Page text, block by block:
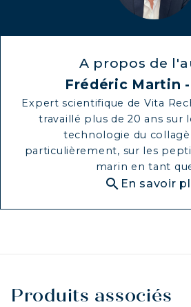
A propos de
Frédéric Martin
Expert scientifique de Vita
travaillé plus de 20 ans sur
technologie du
particulièrement, sur les
marin en tant
search En savoir
Produits associés